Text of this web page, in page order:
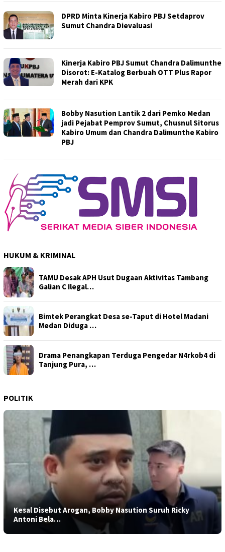
DPRD Minta Kinerja Kabiro PBJ Setdaprov
Sumut Chandra Dievaluasi
Kinerja Kabiro PBJ Sumut Chandra Dalimunthe
Disorot: E-Katalog Berbuah OTT Plus Rapor
Merah dari KPK
Bobby Nasution Lantik 2 dari Pemko Medan
jadi Pejabat Pemprov Sumut, Chusnul Sitorus
Kabiro Umum dan Chandra Dalimunthe Kabiro
PBJ
HUKUM & KRIMINAL
TAMU Desak APH Usut Dugaan Aktivitas Tambang
Galian C Ilegal…
Bimtek Perangkat Desa se-Taput di Hotel Madani
Medan Diduga …
Drama Penangkapan Terduga Pengedar N4rkob4 di
Tanjung Pura, …
POLITIK
Kesal Disebut Arogan, Bobby Nasution Suruh Ricky
Antoni Bela…